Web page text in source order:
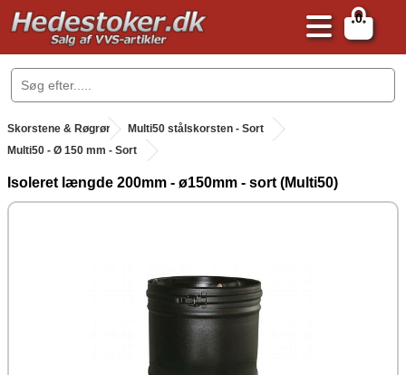
0
.
Skorstene & Røgrør .
Multi50 stålskorsten - Sort
Multi50 - Ø 150 mm - Sort
Isoleret længde 200mm - ø150mm - sort (Multi50)